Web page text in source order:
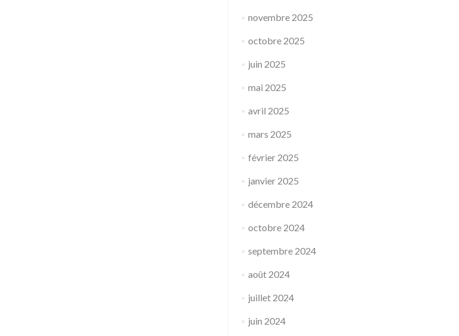
novembre 2025
octobre 2025
juin 2025
mai 2025
avril 2025
mars 2025
février 2025
janvier 2025
décembre 2024
octobre 2024
septembre 2024
août 2024
juillet 2024
juin 2024